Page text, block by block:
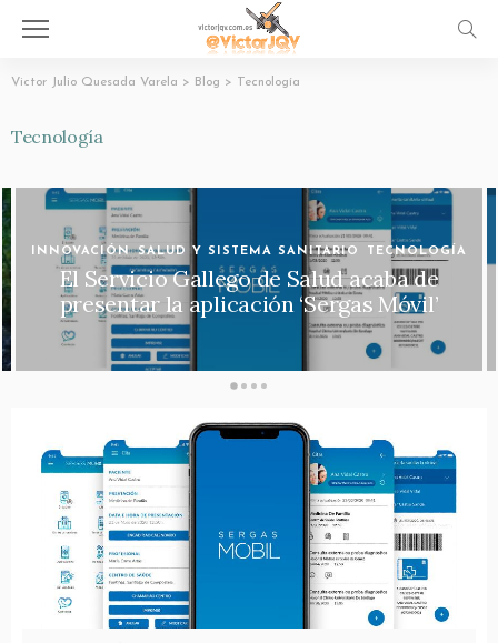
Victor Julio Quesada Varela > Blog > Tecnología
Tecnología
SALUD Y SISTEMA SANITARIO TECNOLOGÍA
PassCOVID.gal – la App de la Xunta de
Galicia para ayudar a cuidarnos de la
COVID-19